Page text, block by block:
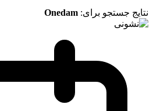
نتایج جستجو برای: Onedam